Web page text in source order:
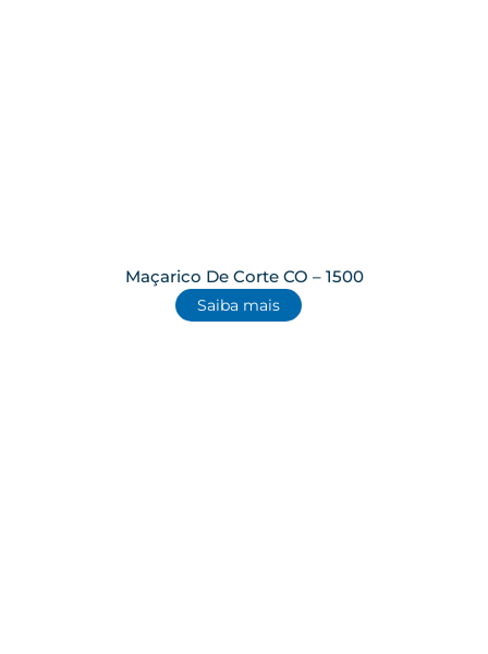
Maçarico De Corte CO – 1500
Saiba mais